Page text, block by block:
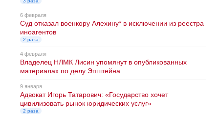
6 февраля
Суд отказал военкору Алехину* в исключении из реестра
иноагентов
2 раза
4 февраля
Владелец НЛМК Лисин упомянут в опубликованных
материалах по делу Эпштейна
9 января
Адвокат Игорь Татарович: «Государство хочет
цивилизовать рынок юридических услуг»
2 раза